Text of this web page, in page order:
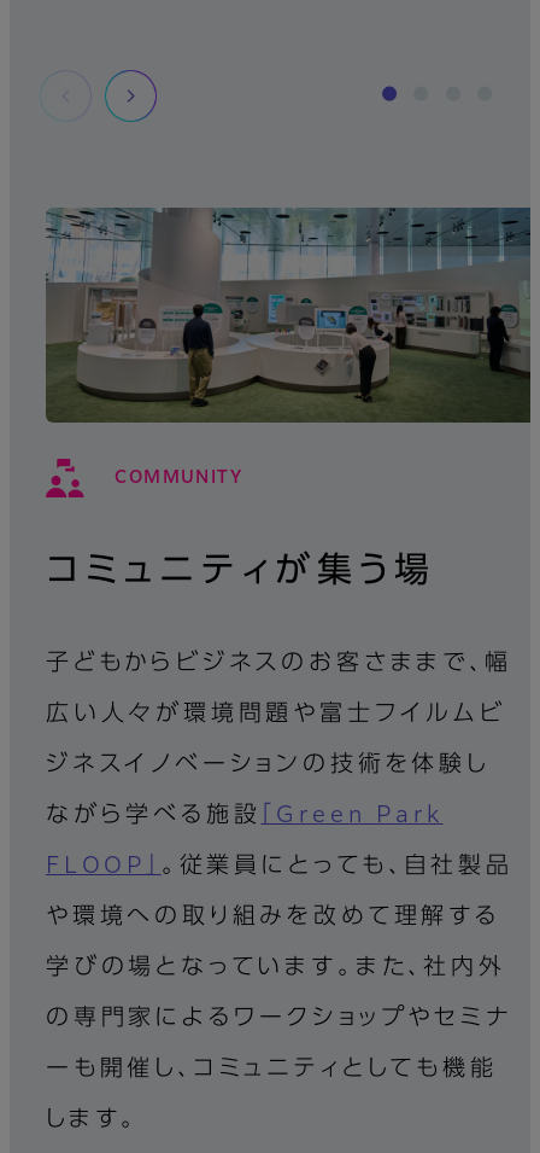
COMMUNITY
コミュニティが集う場
子どもからビジネスのお客さままで、幅
広い人々が環境問題や富士フイルムビ
ジネスイノベーションの技術を体験し
ながら学べる施設 「Green Park
FLOOP」 。従業員にとっても、自社製品
や環境への取り組みを改めて理解する
学びの場となっています。また、社内外
の専門家によるワークショップやセミナ
ーも開催し、コミュニティとしても機能
します。